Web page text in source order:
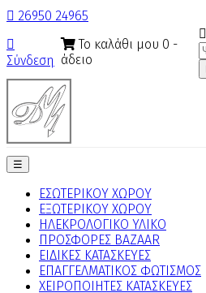
 26950 24965

Σύνδεση
Το καλάθι μου 0 -
άδειο

Toggle
navigation
☰
ΕΣΩΤΕΡΙΚΟΥ ΧΩΡΟΥ
ΕΞΩΤΕΡΙΚΟΥ ΧΩΡΟΥ
ΗΛΕΚΡΟΛΟΓΙΚΟ ΥΛΙΚΟ
ΠΡΟΣΦΟΡΕΣ BAZAAR
ΕΙΔΙΚΕΣ ΚΑΤΑΣΚΕΥΕΣ
ΕΠΑΓΓΕΛΜΑΤΙΚΟΣ ΦΩΤΙΣΜΟΣ
ΧΕΙΡΟΠΟΙΗΤΕΣ ΚΑΤΑΣΚΕΥΕΣ